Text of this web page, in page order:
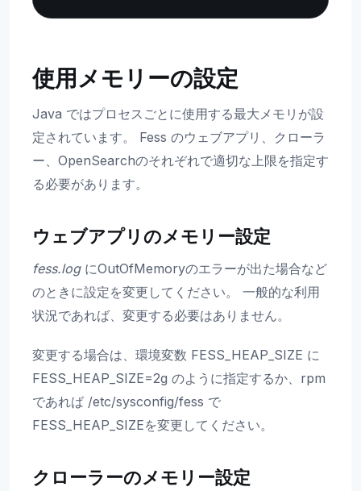
使用メモリーの設定
Java ではプロセスごとに使用する最大メモリが設
定されています。 Fess のウェブアプリ、クローラ
ー、OpenSearchのそれぞれで適切な上限を指定す
る必要があります。
ウェブアプリのメモリー設定
fess.logにOutOfMemoryのエラーが出た場合など
のときに設定を変更してください。 一般的な利用
状況であれば、変更する必要はありません。
変更する場合は、環境変数 FESS_HEAP_SIZE に
FESS_HEAP_SIZE=2g のように指定するか、rpm
であれば /etc/sysconfig/fess で
FESS_HEAP_SIZEを変更してください。
クローラーのメモリー設定